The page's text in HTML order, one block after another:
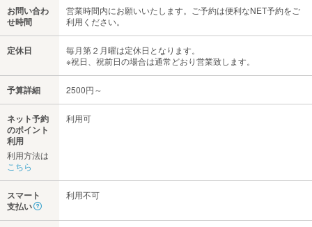
お問い合わ
せ時間
営業時間内にお願いいたします。ご予約は便利なNET予約をご
利用ください。
定休日
毎月第２月曜は定休日となります。
※祝日、祝前日の場合は通常どおり営業致します。
予算詳細 2500円～
ネット予約
のポイント
利用
利用方法は
こちら
利用可
スマート
支払い
利用不可